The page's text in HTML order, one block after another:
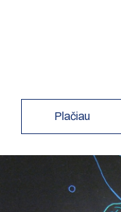
Plačiau